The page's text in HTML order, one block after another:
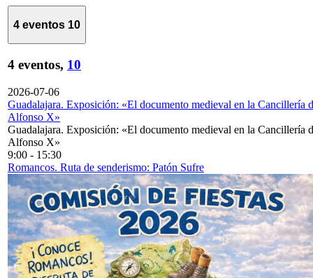
4 eventos 10
4 eventos, 10
2026-07-06
Guadalajara. Exposición: «El documento medieval en la Cancillería
Alfonso X»
Guadalajara. Exposición: «El documento medieval en la Cancillería
Alfonso X»
9:00 - 15:30
Romancos. Ruta de senderismo: Patón Sufre